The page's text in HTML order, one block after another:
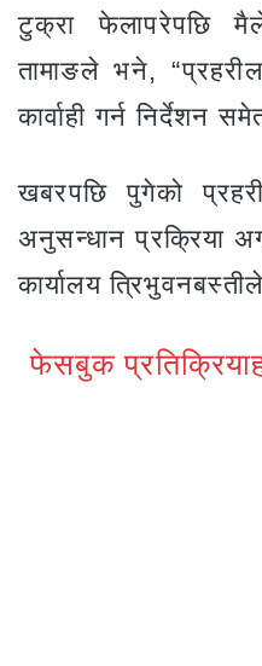
टुक्रा फेलापरेपछि
तामाङले भने,
कार्वाही गर्न निर्देशन
खबरपछि पुगेको
अनुसन्धान प्रक्रिया
कार्यालय
फेसबुक